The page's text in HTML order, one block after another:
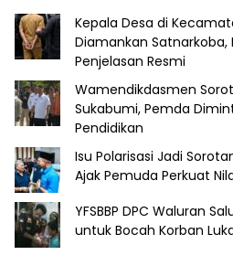
Kepala Desa di
Diamankan Satnarkoba,
Penjelasan Resmi
Wamendikdasmen
Sukabumi, Pemda
Pendidikan
Isu Polarisasi Jadi
Ajak Pemuda Perkuat
YFSBBP DPC Waluran
untuk Bocah Korban